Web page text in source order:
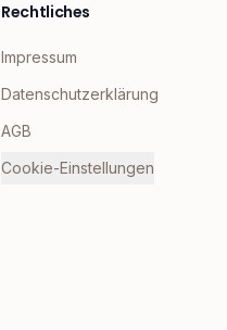
Rechtliches
Impressum
Datenschutzerklärung
AGB
Cookie-Einstellungen